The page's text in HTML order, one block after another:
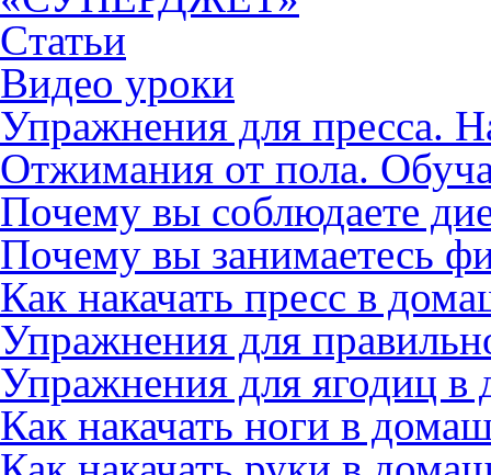
Cтатьи
Видео уроки
Упражнения для пресса.
Отжимания от пола.
Почему вы соблюдаете
Почему вы занимаетесь
Как накачать пресс в
Упражнения для
Упражнения для ягодиц
Как накачать ноги в